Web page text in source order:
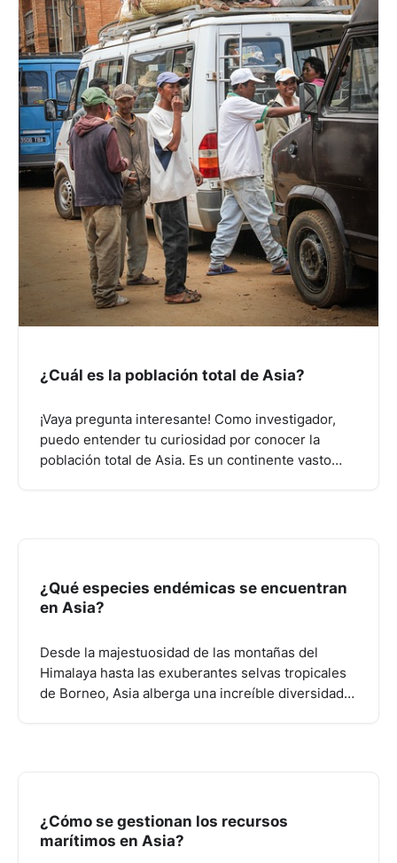
¿Cuál es la población total de Asia?
¡Vaya pregunta interesante! Como investigador,
puedo entender tu curiosidad por conocer la
población total de Asia. Es un continente vasto…
¿Qué especies endémicas se encuentran
en Asia?
Desde la majestuosidad de las montañas del
Himalaya hasta las exuberantes selvas tropicales
de Borneo, Asia alberga una increíble diversidad…
¿Cómo se gestionan los recursos
marítimos en Asia?